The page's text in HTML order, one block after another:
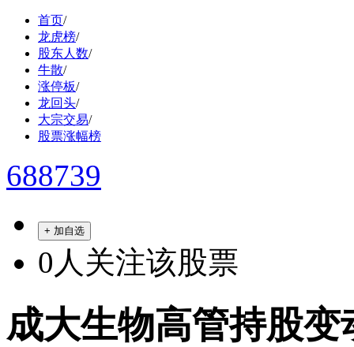
首页/
龙虎榜/
股东人数/
牛散/
涨停板/
龙回头/
大宗交易/
股票涨幅榜
688739
+ 加自选
0 人关注该股票
成大生物高管持股变